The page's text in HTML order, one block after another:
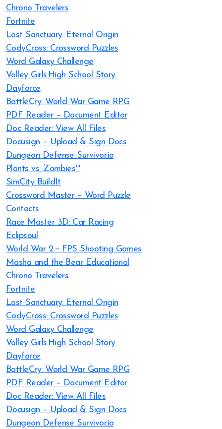
Chrono Travelers
Fortnite
Lost Sanctuary: Eternal Origin
CodyCross: Crossword Puzzles
Word Galaxy Challenge
Volley Girls:High School Story
Dayforce
BattleCry: World War Game RPG
PDF Reader – Document Editor
Doc Reader: View All Files
Docusign – Upload & Sign Docs
Dungeon Defense Survivor.io
Plants vs. Zombies™
SimCity BuildIt
Crossword Master – Word Puzzle
Contacts
Race Master 3D: Car Racing
Eclipsoul
World War 2－FPS Shooting Games
Masha and the Bear Educational
Chrono Travelers
Fortnite
Lost Sanctuary: Eternal Origin
CodyCross: Crossword Puzzles
Word Galaxy Challenge
Volley Girls:High School Story
Dayforce
BattleCry: World War Game RPG
PDF Reader – Document Editor
Doc Reader: View All Files
Docusign – Upload & Sign Docs
Dungeon Defense Survivor.io